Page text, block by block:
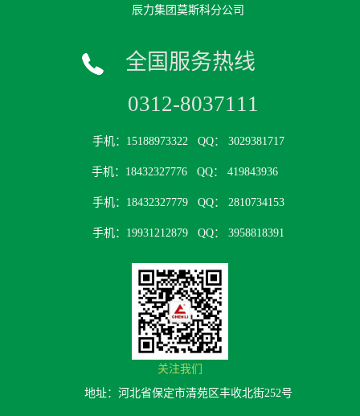
辰力集团莫斯科分公司
全国服务热线
0312-8037111
手机：15188973322 QQ： 3029381717
手机：18432327776 QQ： 419843936
手机：18432327779QQ： 2810734153
手机：19931212879 QQ： 3958818391
关注我们
地址：河北省保定市清苑区丰收北街252号